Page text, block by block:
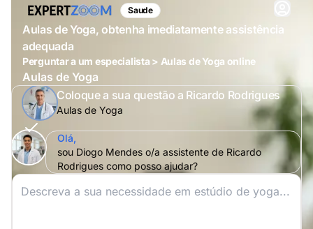
Saude
Aulas de Yoga, obtenha imediatamente assistência
adequada
Perguntar a um especialista > Aulas de Yoga online
Aulas de Yoga
Coloque a sua questão a Ricardo Rodrigues
Aulas de Yoga
Olá,
sou Diogo Mendes o/a assistente de Ricardo
Rodrigues como posso ajudar?